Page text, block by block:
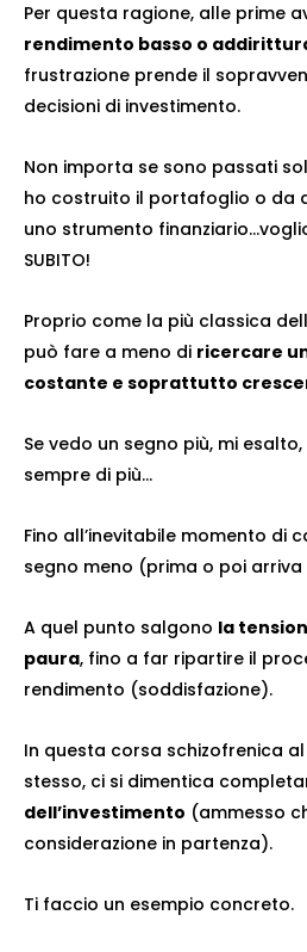
Per questa ragione, alle prime
rendimento basso o
frustrazione prende il
decisioni di investimento.
Non importa se sono passati
ho costruito il portafoglio o da
uno strumento
SUBITO!
Proprio come la più classica
può fare a meno di ricercare
costante e soprattutto
Se vedo un segno più, mi
sempre di più…
Fino all’inevitabile momento di
segno meno (prima o poi arriva
A quel punto salgono la
paura, fino a far ripartire il
rendimento (soddisfazione).
In questa corsa schizofrenica
stesso, ci si dimentica
dell’investimento (ammesso
considerazione in partenza).
Ti faccio un esempio concreto.